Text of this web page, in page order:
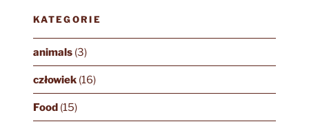
KATEGORIE
animals(3)
człowiek(16)
Food(15)